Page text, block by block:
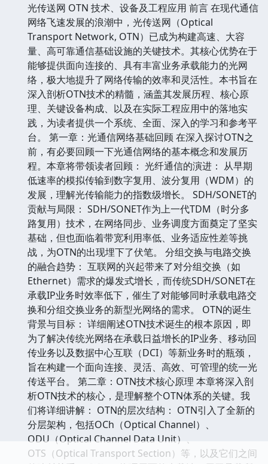
光传送网 OTN 技术、设备及工程应用 前言 在现代通信
网络飞速发展的浪潮中，光传送网（Optical
Transport Network, OTN）已成为构建高速、大容
量、高可靠通信基础设施的关键技术。其核心优势在于
能够提供面向连接的、具有丰富业务承载能力的光网
络，极大地提升了网络传输的效率和灵活性。本书旨在
深入剖析OTN技术的精髓，涵盖其发展历程、核心原
理、关键设备构成、以及在实际工程应用中的落地实
践，为读者提供一个系统、全面、深入的学习和参考平
台。 第一章：光通信网络基础回顾 在深入探讨OTN之
前，有必要回顾一下光通信网络的基本概念和发展历
程。本章将带领读者回顾： 光纤通信的演进： 从早期
低速率的模拟传输到数字复用、波分复用（WDM）的
发展，理解光传输能力的指数级增长。 SDH/SONET的
贡献与局限： SDH/SONET作为上一代TDM（时分多
路复用）技术，在网络同步、业务调度方面奠定了坚实
基础，但也面临着带宽利用率低、业务适应性差等挑
战，为OTN的出现埋下了伏笔。 分组交换与电路交换
的融合趋势： 互联网的兴起带来了对分组交换（如
Ethernet）需求的爆发式增长，而传统SDH/SONET在
承载IP业务时效率低下，催生了对能够同时承载电路交
换和分组交换业务的新型光网络的需求。 OTN的诞生
背景与目标： 详细阐述OTN技术诞生的根本原因，即
为了解决传统光网络在承载日益增长的IP业务、移动回
传业务以及数据中心互联（DCI）等新业务时的瓶颈，
旨在构建一个面向连接、灵活、高效、可管理的统一光
传送平台。 第二章：OTN技术核心原理 本章将深入剖
析OTN技术的核心，是理解整个OTN体系的关键。我
们将详细讲解： OTN的层次结构： OTN引入了全新的
分层架构，包括OCh（Optical Channel）、
ODU（Optical Channel Data Unit）、
OTS（Optical Transport Section）等，以及它们之间